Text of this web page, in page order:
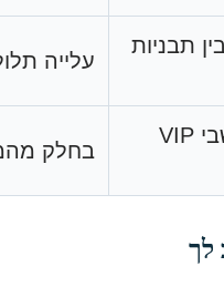
תבניות
עלייה
חוויה מסורתית, קרוב למנהרות, מושבי VIP
בחלק